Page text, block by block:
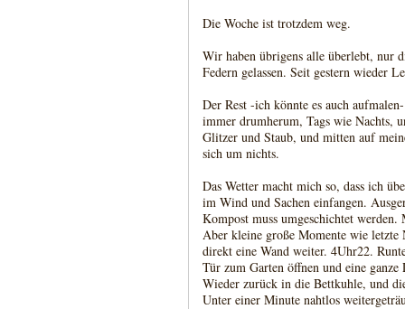
Die Woche ist trotzdem weg.
Wir haben übrigens alle überlebt, nur
Federn gelassen. Seit gestern wieder
Der Rest -ich könnte es auch
immer drumherum, Tags wie Nachts,
Glitzer und Staub, und mitten auf
sich um nichts.
Das Wetter macht mich so, dass ich
im Wind und Sachen einfangen.
Kompost muss umgeschichtet
Aber kleine große Momente wie letzte
direkt eine Wand weiter. 4Uhr22.
Tür zum Garten öffnen und eine
Wieder zurück in die Bettkuhle, und
Unter einer Minute nahtlos